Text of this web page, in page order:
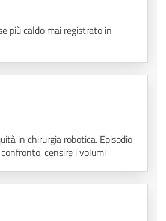
più caldo mai registrato in
in chirurgia robotica. Episodio
censire i volumi